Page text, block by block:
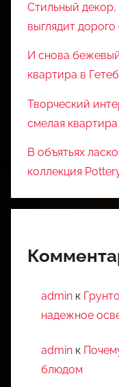
Стильный
выглядит дорого
И снова
квартира в
Творческий
смелая
В объятьях
коллекция
admin к
надежное
admin к
блюдом